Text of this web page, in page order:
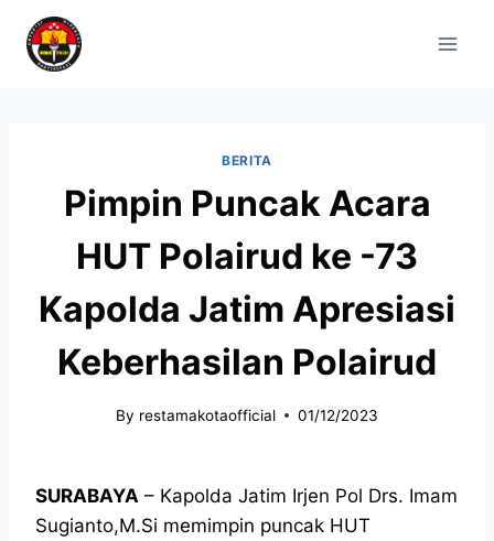
BERITA
Pimpin Puncak Acara
HUT Polairud ke -73
Kapolda Jatim Apresiasi
Keberhasilan Polairud
By restamakotaofficial 01/12/2023
SURABAYA – Kapolda Jatim Irjen Pol Drs. Imam
Sugianto,M.Si memimpin puncak HUT